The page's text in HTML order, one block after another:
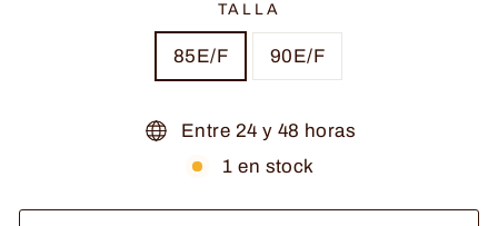
TALLA
85E/F 90E/F
Entre 24 y 48 horas
1 en stock